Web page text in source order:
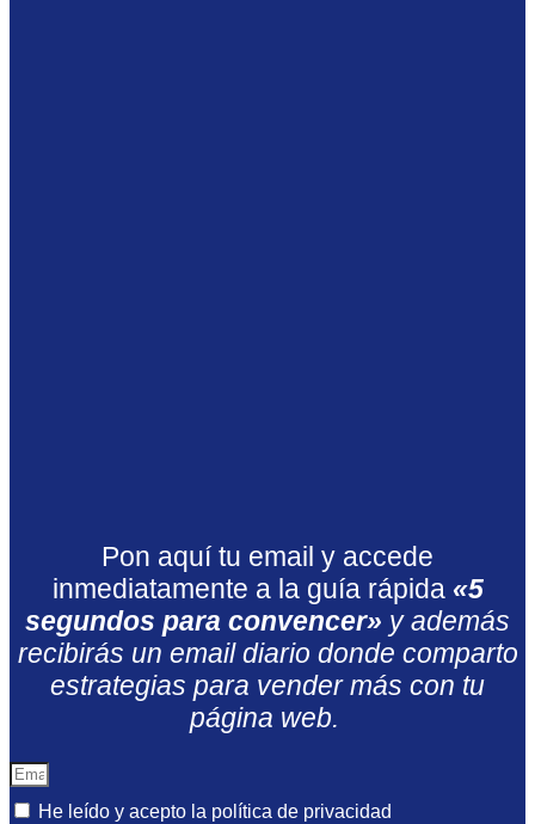
Pon aquí tu email y accede
inmediatamente a la guía rápida «5
segundos para convencer» y además
recibirás un email diario donde comparto
estrategias para vender más con tu
página web.
He leído y acepto la política de privacidad